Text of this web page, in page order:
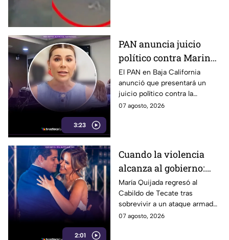
3:23
PAN anuncia juicio
político contra Marina
del Pilar y la fiscal de
Baja California
El PAN en Baja California
anunció que presentará un
juicio político contra la
gobernadora y la fiscal del
07 agosto, 2026
2:01
Cuando la violencia
alcanza al gobierno:
regidora de Tecate
vuelve al Cabildo tras
sobrevivir a un ataque
armado
María Quijada regresó al
Cabildo de Tecate tras
sobrevivir a un ataque armado
en el que murió su esposo y
07 agosto, 2026